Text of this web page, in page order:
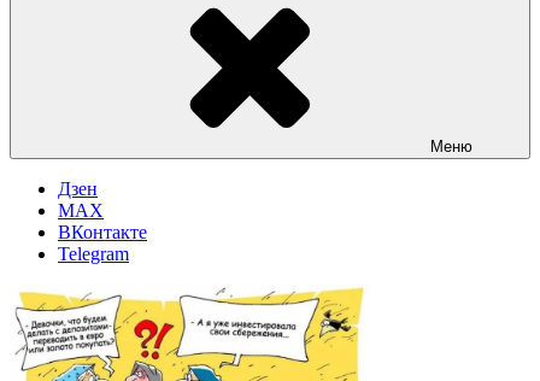
Меню
Дзен
MAX
ВКонтакте
Telegram